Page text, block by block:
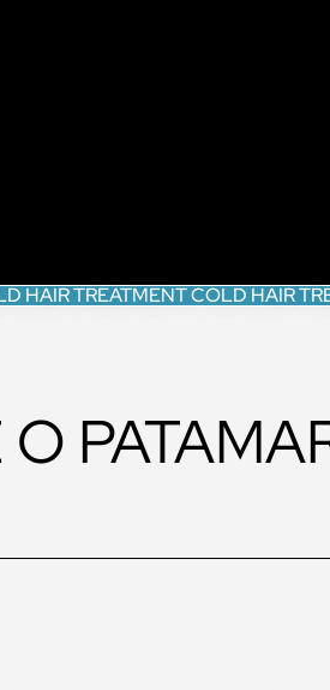
HAIR TREATMENT COLD HAIR